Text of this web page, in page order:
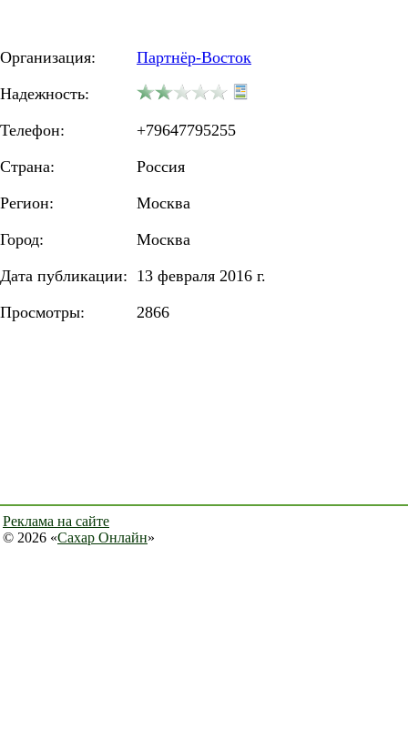
Организация:
Партнёр-Восток
Надежность:
Телефон:
+79647795255
Страна:
Россия
Регион:
Москва
Город:
Москва
Дата публикации: 13 февраля 2016 г.
Просмотры:
2866
Реклама на сайте
© 2026 «Сахар Онлайн»